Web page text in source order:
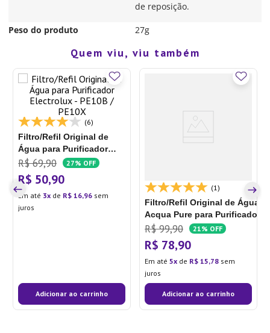
de reposição.
Peso do produto 27g
Quem viu, viu também
(6)
Filtro/Refil Original de
Água para Purificador
Electrolux - PE10B /
PE10X
R$ 69,90 27% OFF
R$ 50,90
Em até 3 de R$ 16,96 sem
juros
Adicionar ao carrinho
(1)
Filtro/Refil Original de Água
Acqua Pure para Purificador
Electrolux
PE12A/PE12B/PE12G/PE12V/
FILTRO ÁGUA PE12 / PC02
R$ 99,90 21% OFF
R$ 78,90
Em até 5 de R$ 15,78 sem
juros
Adicionar ao carrinho